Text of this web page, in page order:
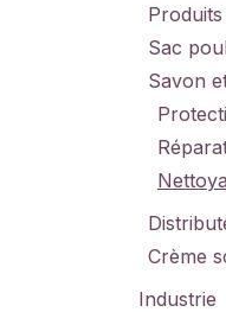
Sac
Savon
Crème
Industrie